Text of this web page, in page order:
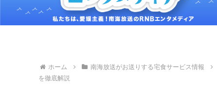
ホーム 南海放送がお送りする宅食サービス情報
を徹底解説